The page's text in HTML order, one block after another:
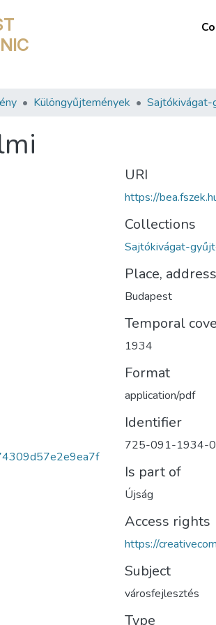
Különgyűjtemények
URI
https://
Collections
Sajtókivágat-
Place, address
Budapest
Temporal
1934
Format
application/pdf
Identifier
725-091-1934-
Is part of
Újság
Access rights
https://
Subject
városfejlesztés
Type